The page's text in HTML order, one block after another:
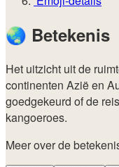
🌏 Betekenis
Het uitzicht uit de
continenten Azië en
goedgekeurd of de
kangoeroes.
Meer over de